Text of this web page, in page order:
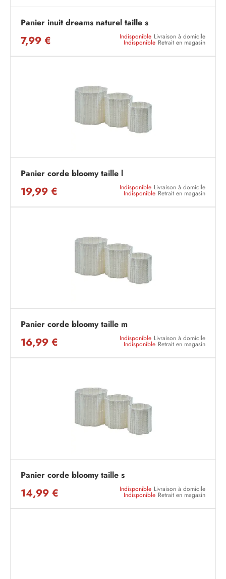
Panier inuit dreams naturel taille s
7,99 € Indisponible Livraison à domicile
Indisponible Retrait en magasin
Panier corde bloomy taille l
19,99 € Indisponible Livraison à domicile
Indisponible Retrait en magasin
Panier corde bloomy taille m
16,99 € Indisponible Livraison à domicile
Indisponible Retrait en magasin
Panier corde bloomy taille s
14,99 € Indisponible Livraison à domicile
Indisponible Retrait en magasin